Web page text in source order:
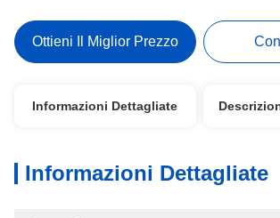
Ottieni Il Miglior Prezzo
Informazioni Dettagliate
Informazioni Dettagliate